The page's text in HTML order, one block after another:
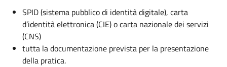
SPID (sistema pubblico di identità digitale), carta
d’identità elettronica (CIE) o carta nazionale dei servizi
(CNS)
tutta la documentazione prevista per la presentazione
della pratica.